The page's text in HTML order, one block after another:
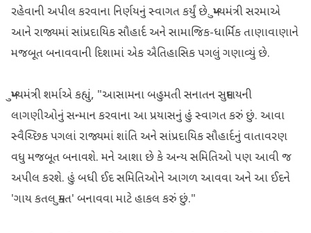
રહેવાની અપીલ કરવાના નિર્ણયનું સ્વાગત કર્યું છે. મુખ્યમંત્રી સરમાએ
આને રાજ્યમાં સાંપ્રદાયિક સૌહાર્દ અને સામાજિક-ધાર્મિક તાણાવાણાને
મજબૂત બનાવવાની દિશામાં એક ઐતિહાસિક પગલું ગણાવ્યું છે.
મુખ્યમંત્રી શર્માએ કહ્યું, "આસામના બહુમતી સનાતન સમુદાયની
લાગણીઓનું સન્માન કરવાના આ પ્રયાસનું હું સ્વાગત કરું છું. આવા
સ્વૈચ્છિક પગલાં રાજ્યમાં શાંતિ અને સાંપ્રદાયિક સૌહાર્દનું વાતાવરણ
વધુ મજબૂત બનાવશે. મને આશા છે કે અન્ય સમિતિઓ પણ આવી જ
અપીલ કરશે. હું બધી ઈદ સમિતિઓને આગળ આવવા અને આ ઈદને
'ગાય કતલ મુક્ત' બનાવવા માટે હાકલ કરું છું."